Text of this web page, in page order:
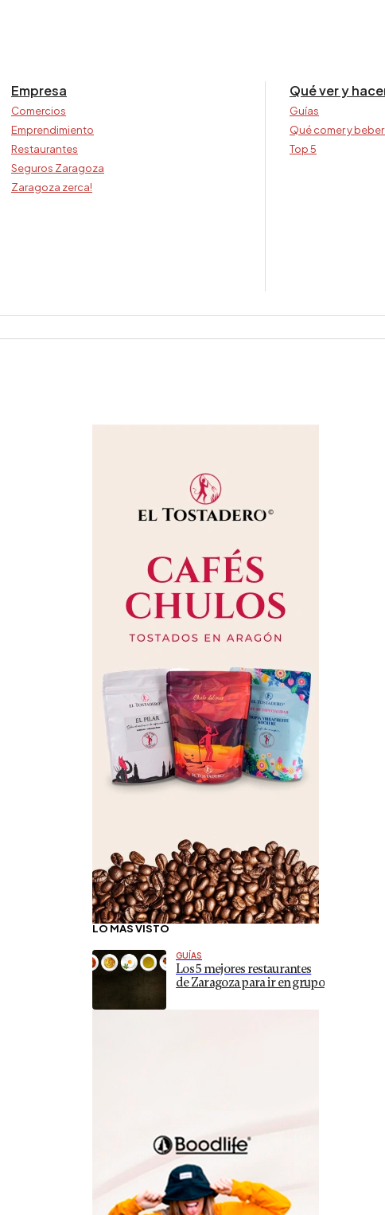
Empresa
Comercios
Emprendimiento
Restaurantes
Seguros Zaragoza
Zaragoza zerca!
Qué ver y
Guías
Qué comer y
Top 5
LO MÁS VISTO
GUÍAS
Los 5 mejores restaurantes
de Zaragoza para ir en grupo